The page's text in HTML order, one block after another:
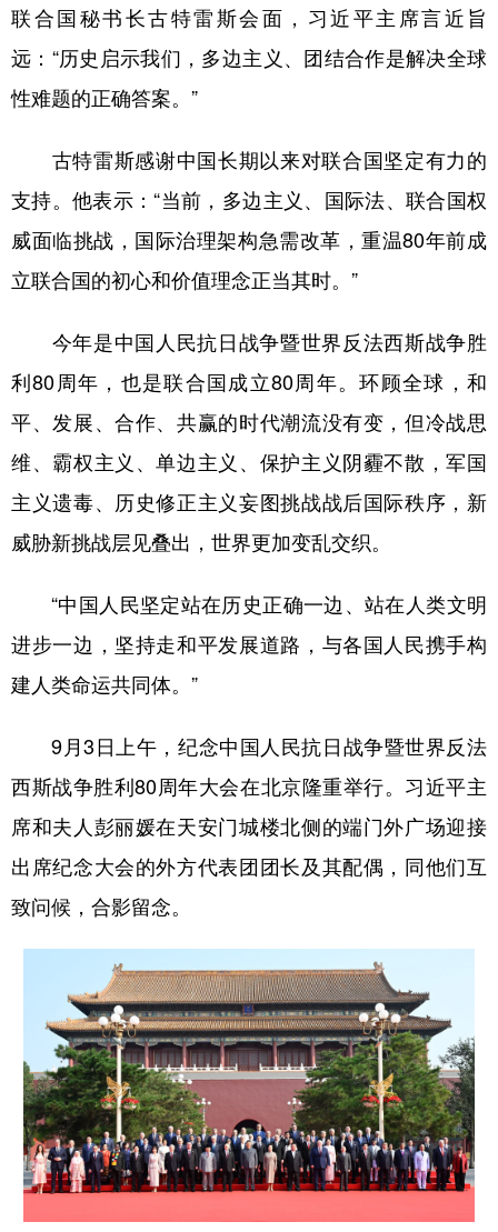
联合国秘书长古特雷斯会面，习近平主席言近旨
远：“历史启示我们，多边主义、团结合作是解决全球
性难题的正确答案。”
古特雷斯感谢中国长期以来对联合国坚定有力的
支持。他表示：“当前，多边主义、国际法、联合国权
威面临挑战，国际治理架构急需改革，重温80年前成
立联合国的初心和价值理念正当其时。”
今年是中国人民抗日战争暨世界反法西斯战争胜
利80周年，也是联合国成立80周年。环顾全球，和
平、发展、合作、共赢的时代潮流没有变，但冷战思
维、霸权主义、单边主义、保护主义阴霾不散，军国
主义遗毒、历史修正主义妄图挑战战后国际秩序，新
威胁新挑战层见叠出，世界更加变乱交织。
“中国人民坚定站在历史正确一边、站在人类文明
进步一边，坚持走和平发展道路，与各国人民携手构
建人类命运共同体。”
9月3日上午，纪念中国人民抗日战争暨世界反法
西斯战争胜利80周年大会在北京隆重举行。习近平主
席和夫人彭丽媛在天安门城楼北侧的端门外广场迎接
出席纪念大会的外方代表团团长及其配偶，同他们互
致问候，合影留念。